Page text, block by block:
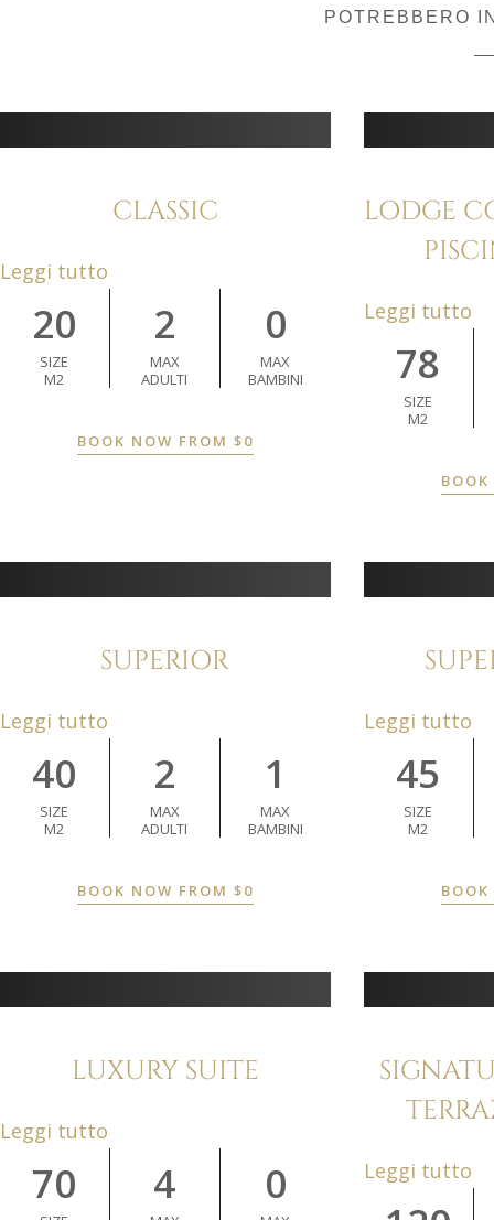
POTREBBERO
CLASSIC
Leggi tutto
20
SIZE
M2
2
MAX
ADULTI
0
MAX
BAMBINI
BOOK NOW FROM $0
LODGE
Leggi tutto
78
SIZE
M2
SUPERIOR
Leggi tutto
40
SIZE
M2
2
MAX
ADULTI
1
MAX
BAMBINI
BOOK NOW FROM $0
Leggi tutto
45
SIZE
M2
LUXURY SUITE
Leggi tutto
70 4 0 Leggi tutto